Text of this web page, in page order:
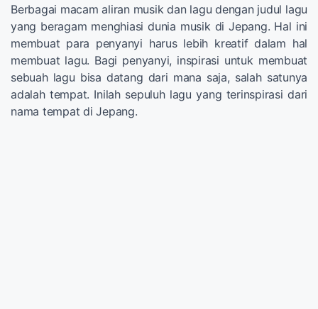
Berbagai macam aliran musik dan lagu dengan judul lagu
yang beragam menghiasi dunia musik di Jepang. Hal ini
membuat para penyanyi harus lebih kreatif dalam hal
membuat lagu. Bagi penyanyi, inspirasi untuk membuat
sebuah lagu bisa datang dari mana saja, salah satunya
adalah tempat. Inilah sepuluh lagu yang terinspirasi dari
nama tempat di Jepang.